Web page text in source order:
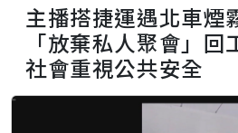
主播搭捷運遇北車煙
「放棄私人聚會」
社會重視公共安全